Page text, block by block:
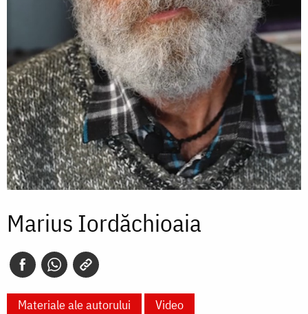
Marius Iordăchioaia
Materiale ale autorului
Video